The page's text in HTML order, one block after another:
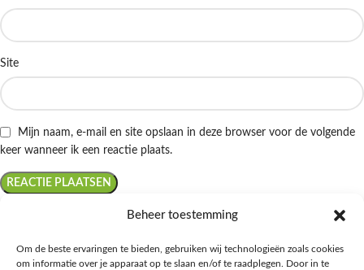
Beheer toestemming
Om de beste ervaringen te bieden, gebruiken wij technologieën zoals cookies
om informatie over je apparaat op te slaan en/of te raadplegen. Door in te
Site
Mijn naam, e-mail en site opslaan in deze browser voor de volgende
keer wanneer ik een reactie plaats.